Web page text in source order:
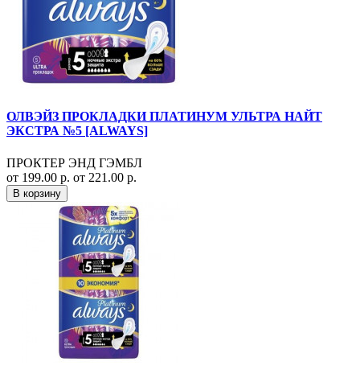
ОЛВЭЙЗ ПРОКЛАДКИ ПЛАТИНУМ УЛЬТРА НАЙТ
ЭКСТРА №5 [ALWAYS]
ПРОКТЕР ЭНД ГЭМБЛ
от 199.00 р. от 221.00 р.
В корзину